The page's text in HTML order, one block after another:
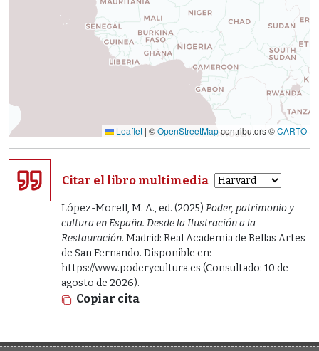
Leaflet | ©OpenStreetMapcontributors ©CARTO
Citar el libro multimedia
López-Morell, M. A., ed. (2025) Poder, patrimonio y
cultura en España. Desde la Ilustración a la
Restauración. Madrid: Real Academia de Bellas Artes
de San Fernando. Disponible en:
https://www.poderycultura.es (Consultado: 10 de
agosto de 2026).
Copiar cita